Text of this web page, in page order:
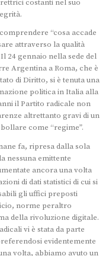
costanti nel suo
“cosa accade
attraverso la qualità
24 gennaio nella sede del
Argentina a Roma, che è
di Diritto, si è tenuta una
politica in Italia alla
il Partito radicale non
altrettanto gravi di un
come “regime”.
fa, ripresa dalla sola
nessuna emittente
ancora una volta
di dati statistici di cui si
gli uffici preposti
norme peraltro
della rivoluzione digitale.
vi è stata da parte
evidentemente
volta, abbiamo avuto un